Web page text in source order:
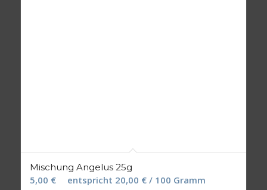
Mischung Angelus 25g
5,00 € entspricht 20,00 €/ 100 Gramm